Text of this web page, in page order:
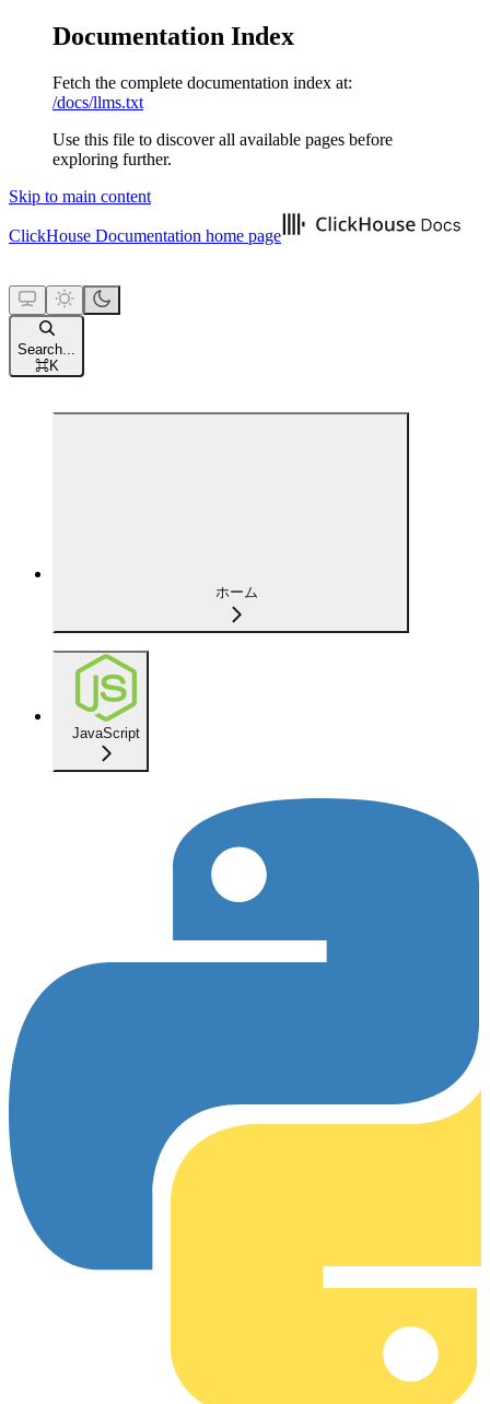
Documentation Index
Fetch the complete documentation index at:
/docs/llms.txt
Use this file to discover all available pages before
exploring further.
Skip to main content
ClickHouse Documentation home page
Search...
⌘K
ホーム
JavaScript